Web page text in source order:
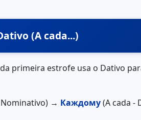
(A cada...)
primeira estrofe usa o Dativo
Nominativo) → Каждому(A cada -